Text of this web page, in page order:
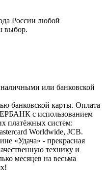
России любой
выбор.
наличными или банковской
банковской карты. Оплата
с использованием
платёжных систем:
Worldwide, JCB.
«Удача» - прекрасная
технику и
месяцев на весьма